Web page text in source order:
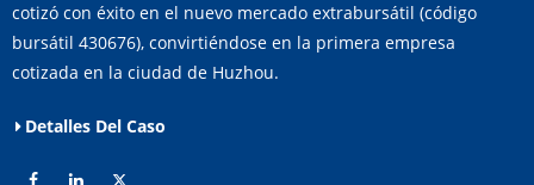
cotizó con éxito en el nuevo mercado extrabursátil (código
bursátil 430676), convirtiéndose en la primera empresa
cotizada en la ciudad de Huzhou.
Detalles Del Caso